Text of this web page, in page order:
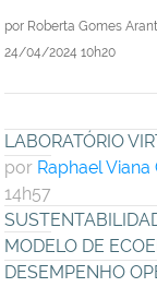
por Roberta Gomes
24/04/2024 10h20
LABORATÓRIO
por Raphael Viana
14h57
MODELO DE
DESEMPENHO